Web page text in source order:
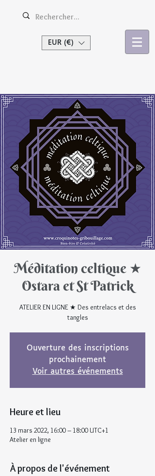
EUR (€)
Méditation celtique ★
Ostara et St Patrick
ATELIER EN LIGNE ★ Des entrelacs et des
tangles
Ouverture des inscriptions
prochainement
Voir autres événements
Heure et lieu
13 mars 2022, 16:00 – 18:00 UTC+1
Atelier en ligne
À propos de l'événement